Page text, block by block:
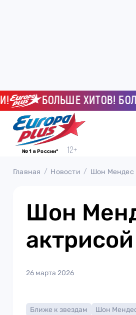
БОЛЬШЕ ХИТОВ!
№ 1 в России*
Главная Новости Шон Мендес
Шон
26 марта 2026
Ближе к звездам Шон